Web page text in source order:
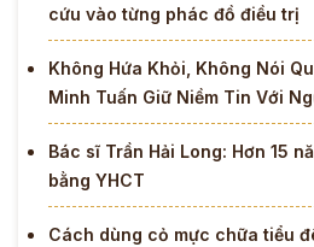
cứu vào từng phác đồ điều trị
Không Hứa Khỏi, Không Nói
Minh Tuấn Giữ Niềm Tin Với
Bác sĩ Trần Hải Long: Hơn 15
bằng YHCT
Cách dùng cỏ mực chữa tiểu